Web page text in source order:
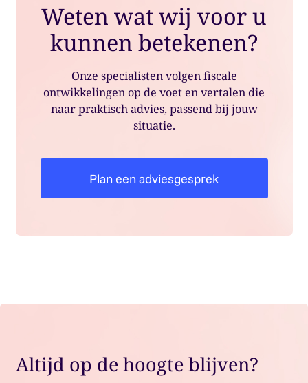
Weten wat wij voor u
kunnen betekenen?
Onze specialisten volgen fiscale
ontwikkelingen op de voet en vertalen die
naar praktisch advies, passend bij jouw
situatie.
Plan een adviesgesprek
Altijd op de hoogte blijven?